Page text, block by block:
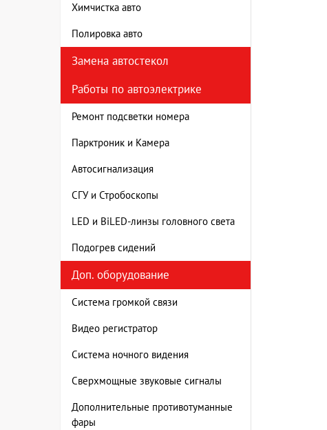
Химчистка авто
Полировка авто
Замена автостекол
Работы по автоэлектрике
Ремонт подсветки номера
Парктроник и Камера
Автосигнализация
СГУ и Стробоскопы
LED и BiLED-линзы головного света
Подогрев сидений
Доп. оборудование
Система громкой связи
Видео регистратор
Система ночного видения
Сверхмощные звуковые сигналы
Дополнительные противотуманные
фары